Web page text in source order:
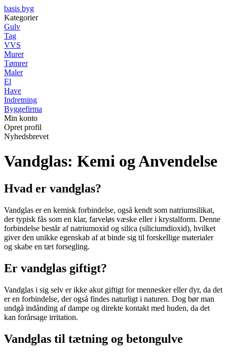
basis byg
Kategorier
Gulv
Tag
VVS
Murer
Tømrer
Maler
El
Have
Indretning
Byggefirma
Min konto
Opret profil
Nyhedsbrevet
Vandglas: Kemi og Anvendelse
Hvad er vandglas?
Vandglas er en kemisk forbindelse, også kendt som natriumsilikat,
der typisk fås som en klar, farveløs væske eller i krystalform. Denne
forbindelse består af natriumoxid og silica (siliciumdioxid), hvilket
giver den unikke egenskab af at binde sig til forskellige materialer
og skabe en tæt forsegling.
Er vandglas giftigt?
Vandglas i sig selv er ikke akut giftigt for mennesker eller dyr, da det
er en forbindelse, der også findes naturligt i naturen. Dog bør man
undgå indånding af dampe og direkte kontakt med huden, da det
kan forårsage irritation.
Vandglas til tætning og betongulve